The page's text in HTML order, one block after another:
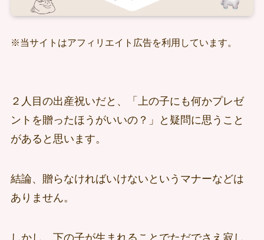
※当サイトはアフィリエイト広告を利用しています。
２人目の出産祝いだと、「上の子にも何かプレゼ
ントを贈ったほうがいいの？」と疑問に思うこと
があると思います。
結論、贈らなければいけないというマナーなどは
ありません。
しかし、下の子が生まれることでただでさえ寂し